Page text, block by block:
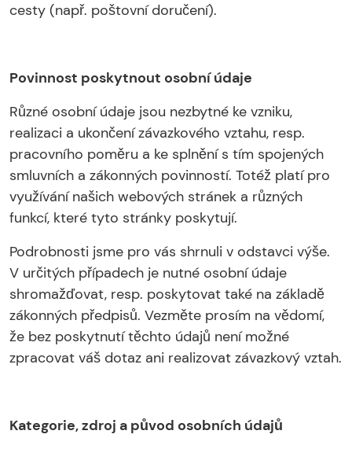
cesty (např. poštovní doručení).
Povinnost poskytnout osobní údaje
Různé osobní údaje jsou nezbytné ke vzniku,
realizaci a ukončení závazkového vztahu, resp.
pracovního poměru a ke splnění s tím spojených
smluvních a zákonných povinností. Totéž platí pro
využívání našich webových stránek a různých
funkcí, které tyto stránky poskytují.
Podrobnosti jsme pro vás shrnuli v odstavci výše.
V určitých případech je nutné osobní údaje
shromažďovat, resp. poskytovat také na základě
zákonných předpisů. Vezměte prosím na vědomí,
že bez poskytnutí těchto údajů není možné
zpracovat váš dotaz ani realizovat závazkový vztah.
Kategorie, zdroj a původ osobních údajů